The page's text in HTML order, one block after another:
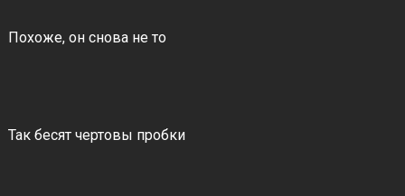
Похоже, он снова не то
Так бесят чертовы пробки